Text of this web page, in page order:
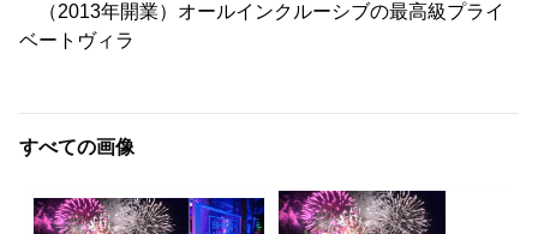
（2013年開業）オールインクルーシブの最高級プライ
ベートヴィラ
すべての画像